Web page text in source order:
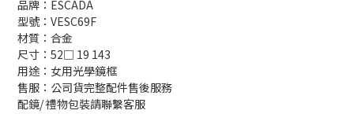
品牌：ESCADA
型號：VESC69F
材質：合金
尺寸：52□ 19 143
用途：女用光學鏡框
售服：公司貨完整配件售後服務
配鏡/ 禮物包裝請聯繫客服